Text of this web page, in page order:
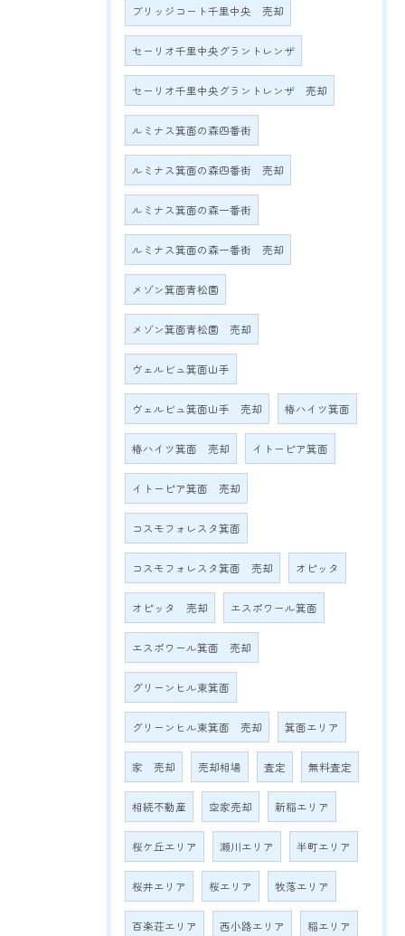
ブリッジコート千里中央 売却
セーリオ千里中央グラントレンザ
セーリオ千里中央グラントレンザ 売却
ルミナス箕面の森四番街
ルミナス箕面の森四番街 売却
ルミナス箕面の森一番街
ルミナス箕面の森一番街 売却
メゾン箕面青松園
メゾン箕面青松園 売却
ヴェルビュ箕面山手
ヴェルビュ箕面山手 売却 椿ハイツ箕面
椿ハイツ箕面 売却 イトーピア箕面
イトーピア箕面 売却
コスモフォレスタ箕面
コスモフォレスタ箕面 売却 オピッタ
オピッタ 売却 エスポワール箕面
エスポワール箕面 売却
グリーンヒル東箕面
グリーンヒル東箕面 売却 箕面エリア
家 売却 売却相場 査定 無料査定
相続不動産 空家売却 新稲エリア
桜ケ丘エリア 瀬川エリア 半町エリア
桜井エリア 桜エリア 牧落エリア
百楽荘エリア 西小路エリア 稲エリア